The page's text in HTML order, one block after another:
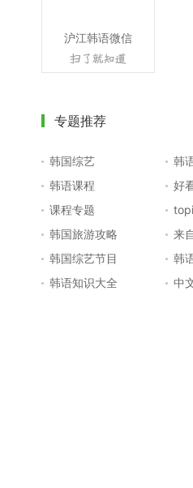
沪江韩语微信
专题推荐
韩国综艺
韩
韩语课程
好
课程专题
韩国旅游攻略
来
韩国综艺节目
韩
韩语知识大全
中